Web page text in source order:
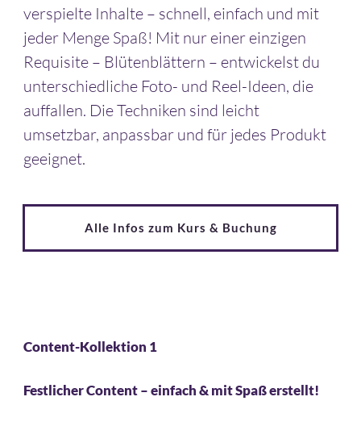
verspielte Inhalte – schnell, einfach und mit
jeder Menge Spaß! Mit nur einer einzigen
Requisite – Blütenblättern – entwickelst du
unterschiedliche Foto- und Reel-Ideen, die
auffallen. Die Techniken sind leicht
umsetzbar, anpassbar und für jedes Produkt
geeignet.
Alle Infos zum Kurs & Buchung
Content-Kollektion 1
Festlicher Content – einfach & mit Spaß erstellt!